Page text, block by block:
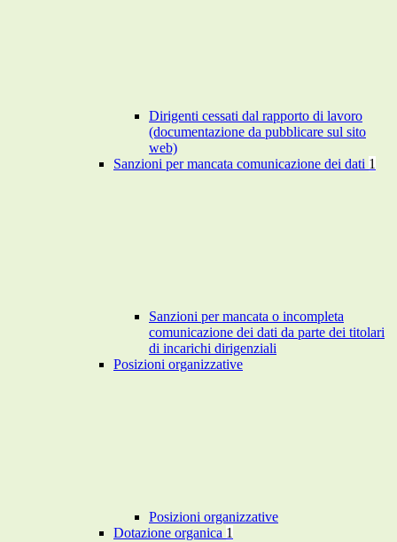
Dirigenti cessati dal rapporto di lavoro
(documentazione da pubblicare sul sito
web)
Sanzioni per mancata comunicazione dei dati 1
Sanzioni per mancata o incompleta
comunicazione dei dati da parte dei titolari
di incarichi dirigenziali
Posizioni organizzative
Posizioni organizzative
Dotazione organica 1